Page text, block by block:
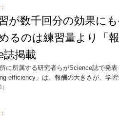
が数千回分の効果に
るのは練習量より「
誌掲載
に所属する研究者らがScience誌で発
efficiency」は、報酬の大きさが、学